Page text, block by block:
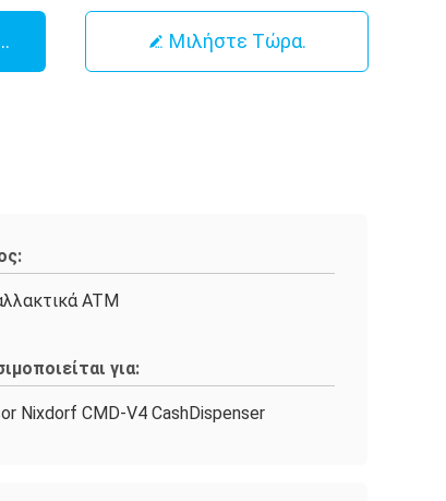
Τιμή Μιλήστε Τώρα.
ATM
για:
Nixdorf CMD-V4 CashDispenser